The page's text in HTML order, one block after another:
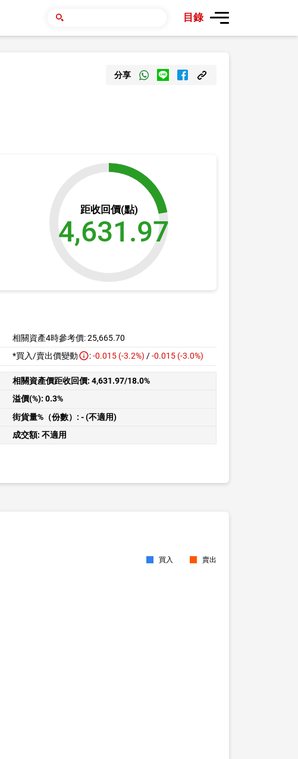
目錄
分享
距收回價(點)
4,631.97
相關資產4時參考價:25,665.70
*買入/賣出價變動 :-0.015 (-3.2%) /-0.015 (-3.0%)
相關資產價距收回價: 4,631.97/18.0%
溢價(%): 0.3%
街貨量%（份數）: - (不適用)
成交額: 不適用
買入 賣出